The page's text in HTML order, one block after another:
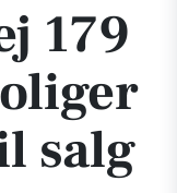
179
salg